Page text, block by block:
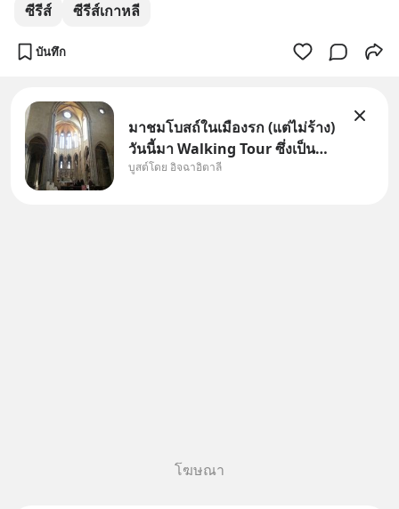
ซีรีส์ ซีรีส์เกาหลี
บันทึก
มาชมโบสถ์ในเมืองรก (แต่ไม่ร้าง)
วันนี้มา Walking Tour ซึ่งเป็น
กิจกรรมสุดแสนจะโปรดปรานของ
บูสต์โดย อิจฉาอิตาลี
โฆษณา